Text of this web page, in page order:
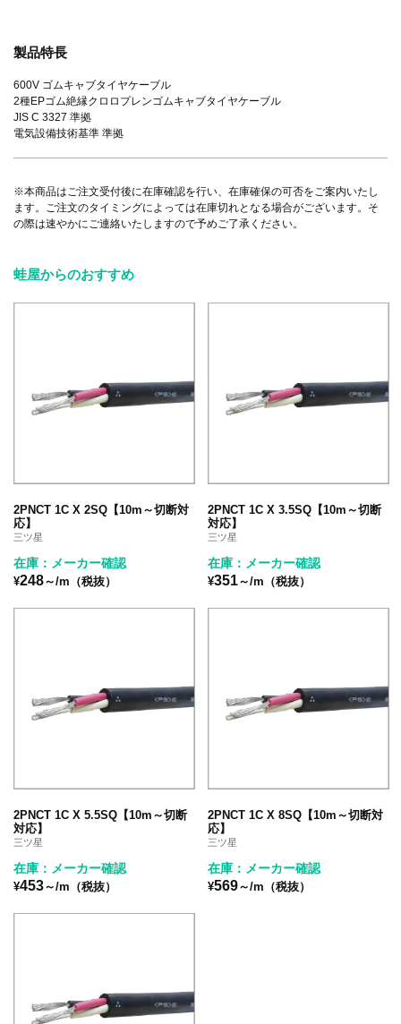
製品特長
600V ゴムキャブタイヤケーブル
2種EPゴム絶縁クロロプレンゴムキャブタイヤケーブル
JIS C 3327 準拠
電気設備技術基準 準拠
※本商品はご注文受付後に在庫確認を行い、在庫確保の可否をご案内いたし
ます。ご注文のタイミングによっては在庫切れとなる場合がございます。そ
の際は速やかにご連絡いたしますので予めご了承ください。
蛙屋からのおすすめ
2PNCT 1C X 2SQ【10m～切断対
応】
三ツ星
在庫：メーカー確認
¥248～/m（税抜）
2PNCT 1C X 3.5SQ【10m～切断
対応】
三ツ星
在庫：メーカー確認
¥351～/m（税抜）
2PNCT 1C X 5.5SQ【10m～切断
対応】
三ツ星
在庫：メーカー確認
¥453～/m（税抜）
2PNCT 1C X 8SQ【10m～切断対
応】
三ツ星
在庫：メーカー確認
¥569～/m（税抜）